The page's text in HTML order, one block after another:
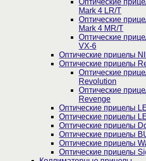
Оптические
Mark 4 LR/T
Оптические
Mark 4 MR/T
Оптические
VX-6
Оптические прицелы
Оптические прицелы
Оптические
Revolution
Оптические
Revenge
Оптические прицелы
Оптические прицелы
Оптические прицелы
Оптические прицелы
Оптические прицелы
Оптические прицелы